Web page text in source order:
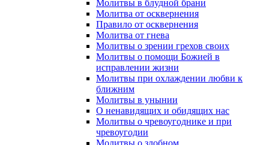
Молитвы в блудной брани
Молитва от осквернения
Правило от осквернения
Молитва от гнева
Молитвы о зрении грехов своих
Молитвы о помощи Божией в
исправлении жизни
Молитвы при охлаждении любви к
ближним
Молитвы в унынии
О ненавидящих и обидящих нас
Молитвы о чревоугоднике и при
чревоугодии
Молитвы о злобном